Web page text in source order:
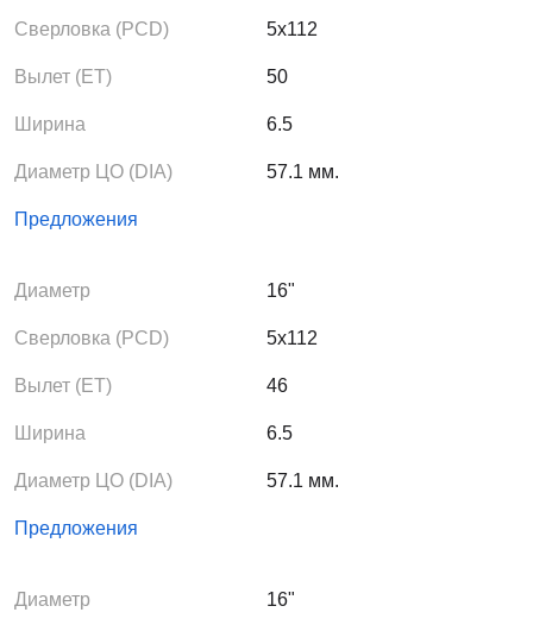
Сверловка (PCD) 5x112
Вылет (ЕТ) 50
Ширина 6.5
Диаметр ЦО (DIA) 57.1 мм.
Предложения
Диаметр 16"
Сверловка (PCD) 5x112
Вылет (ЕТ) 46
Ширина 6.5
Диаметр ЦО (DIA) 57.1 мм.
Предложения
Диаметр 16"